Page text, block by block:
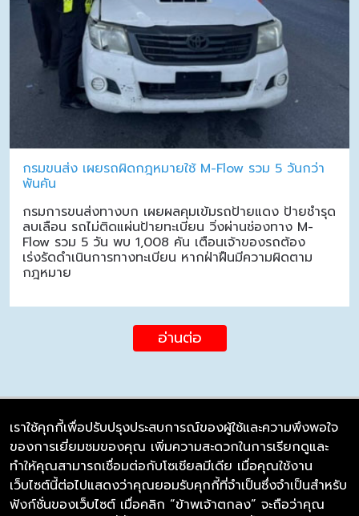
กรมขนส่ง เผยรถผิดกฎหมายใช้ M-Flow รวม 5 วันกว่า
พันคัน
กรมการขนส่งทางบก เผยผลคุมเข้มรถป้ายแดง ป้ายชำรุด
ลบเลือน รถไม่ติดแผ่นป้ายทะเบียน วิ่งผ่านช่องทาง M-
Flow รวม 5 วัน พบ 1,008 คัน เตือนเจ้าของรถต้อง
เร่งรัดดำเนินการทางทะเบียน หากฝ่าฝืนมีความผิดตาม
กฎหมาย
อ่านต่อ
บริษัท ซิมลิงค์ จำกัด
98/226 Bangrakyai-Baanmai Road,
Bangyai, Nonthaburi 11140
เราใช้คุกกี้เพื่อปรับปรุงประสบการณ์ของผู้ใช้และความพึงพอใจ
ของการเยี่ยมชมของคุณ เพิ่มความสะดวกในการเรียกดูและ
ทำให้คุณสามารถเชื่อมต่อกับโซเชียลมีเดีย เมื่อคุณใช้งาน
เว็บไซต์นี้ต่อไปแสดงว่าคุณยอมรับคุกกี้ที่จำเป็นซึ่งจำเป็นสำหรับ
ฟังก์ชั่นของเว็บไซต์ เมื่อคลิก “ข้าพเจ้าตกลง” จะถือว่าคุณ